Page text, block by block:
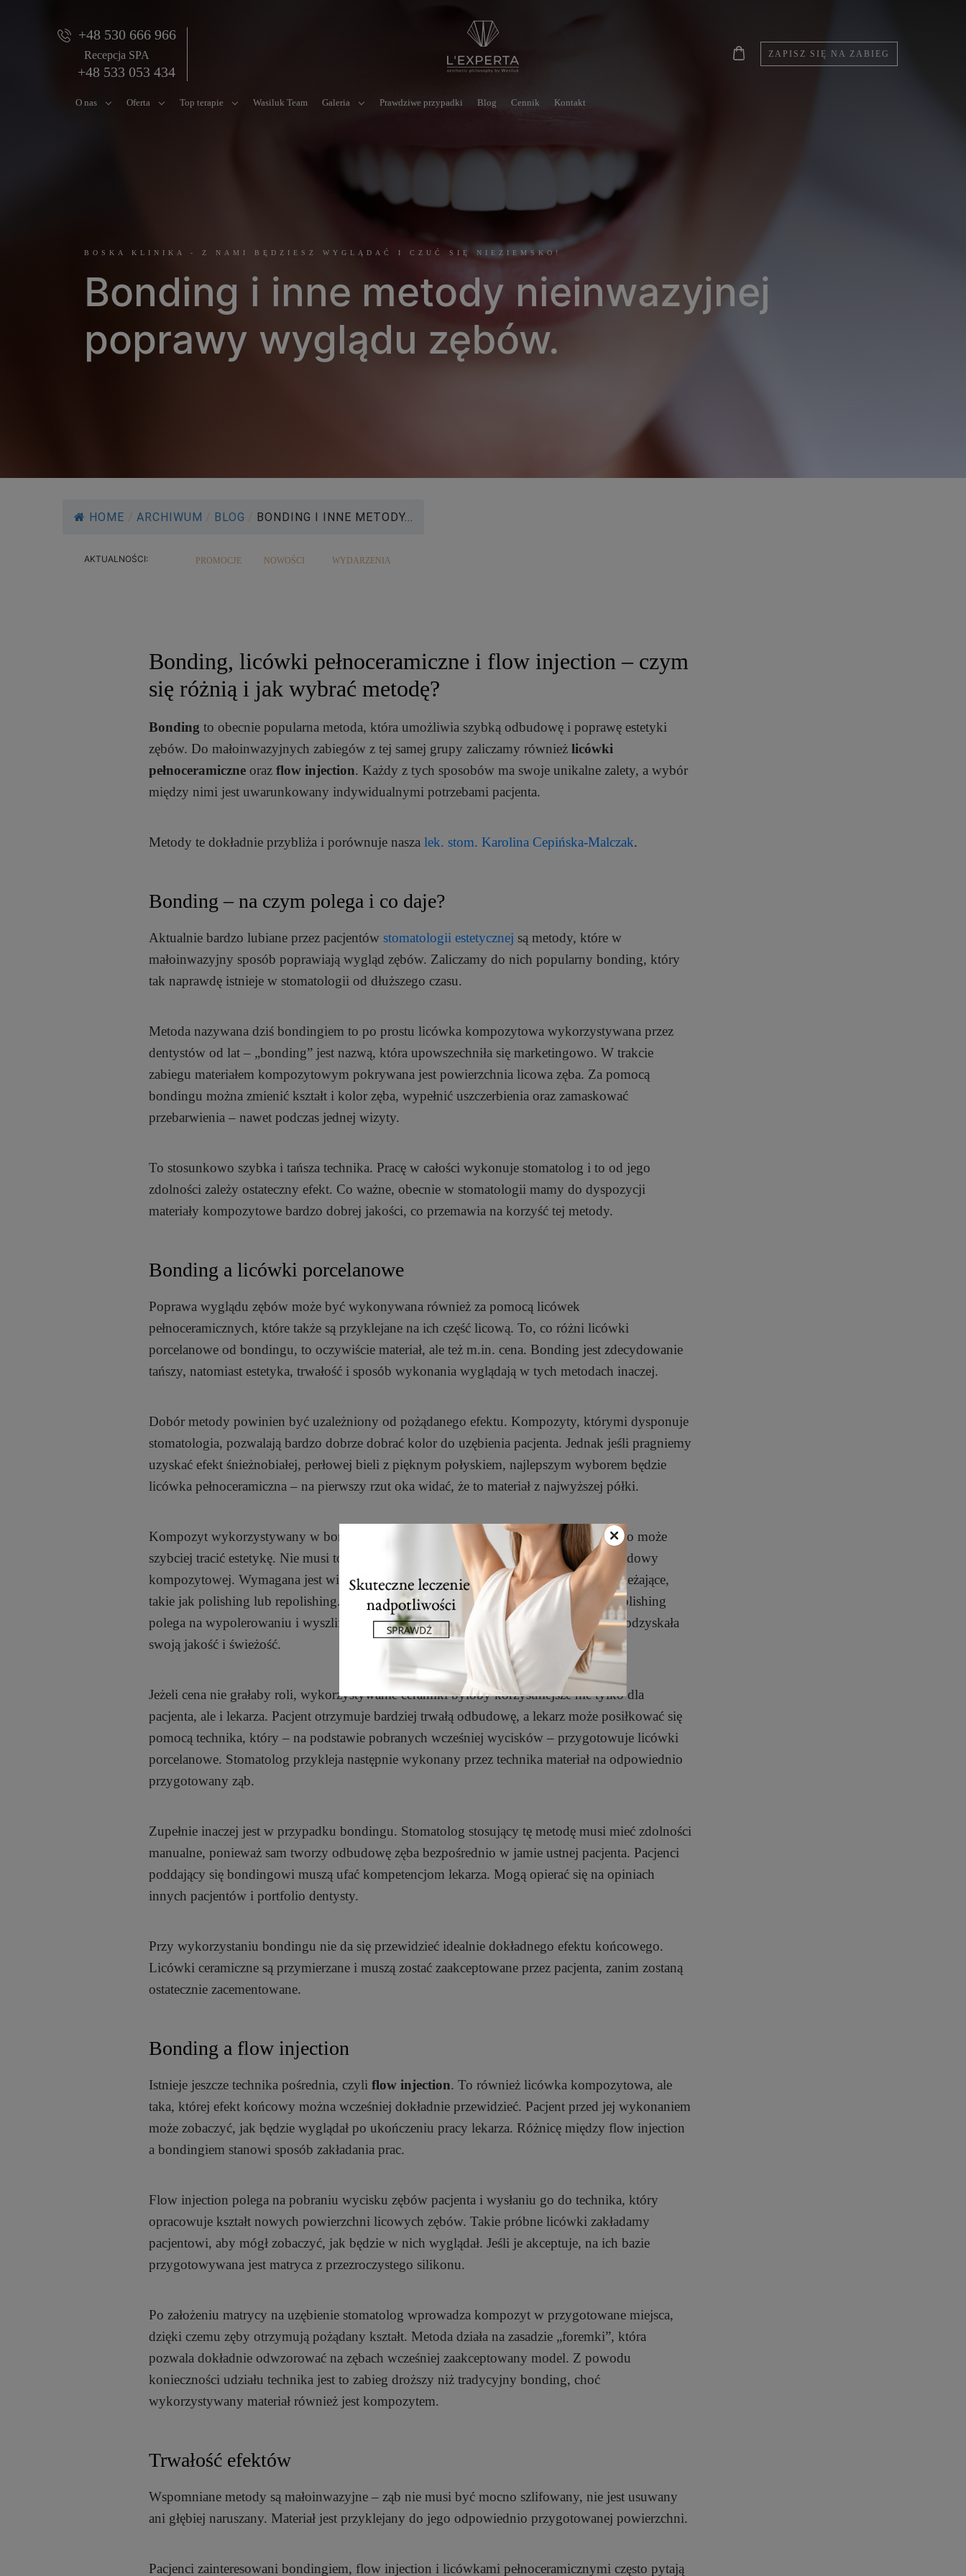
+48 530 666 966
Recepcja SPA
+48 533 053 434
ZAPISZ SIĘ NA ZABIEG
O nas Oferta Top terapie Wasiluk Team Galeria Prawdziwe przypadki Blog Cennik Kontakt
BOSKA KLINIKA - Z NAMI BĘDZIESZ WYGLĄDAĆ I CZUĆ SIĘ NIEZIEMSKO!
Bonding i inne metody nieinwazyjnej
poprawy wyglądu zębów.
HOME ARCHIWUM BLOG BONDING I INNE METODY...
AKTUALNOŚCI: PROMOCJE NOWOŚCI WYDARZENIA
Bonding, licówki pełnoceramiczne i flow injection – czym
się różnią i jak wybrać metodę?
Bonding to obecnie popularna metoda, która umożliwia szybką odbudowę i poprawę estetyki
zębów. Do małoinwazyjnych zabiegów z tej samej grupy zaliczamy również licówki
pełnoceramiczne oraz flow injection. Każdy z tych sposobów ma swoje unikalne zalety, a wybór
między nimi jest uwarunkowany indywidualnymi potrzebami pacjenta.
Metody te dokładnie przybliża i porównuje nasza lek. stom. Karolina Cepińska-Malczak.
Bonding – na czym polega i co daje?
Aktualnie bardzo lubiane przez pacjentów stomatologii estetycznej są metody, które w
małoinwazyjny sposób poprawiają wygląd zębów. Zaliczamy do nich popularny bonding, który
tak naprawdę istnieje w stomatologii od dłuższego czasu.
Metoda nazywana dziś bondingiem to po prostu licówka kompozytowa wykorzystywana przez
dentystów od lat – „bonding” jest nazwą, która upowszechniła się marketingowo. W trakcie
zabiegu materiałem kompozytowym pokrywana jest powierzchnia licowa zęba. Za pomocą
bondingu można zmienić kształt i kolor zęba, wypełnić uszczerbienia oraz zamaskować
przebarwienia – nawet podczas jednej wizyty.
To stosunkowo szybka i tańsza technika. Pracę w całości wykonuje stomatolog i to od jego
zdolności zależy ostateczny efekt. Co ważne, obecnie w stomatologii mamy do dyspozycji
materiały kompozytowe bardzo dobrej jakości, co przemawia na korzyść tej metody.
Bonding a licówki porcelanowe
Poprawa wyglądu zębów może być wykonywana również za pomocą licówek
pełnoceramicznych, które także są przyklejane na ich część licową. To, co różni licówki
porcelanowe od bondingu, to oczywiście materiał, ale też m.in. cena. Bonding jest zdecydowanie
tańszy, natomiast estetyka, trwałość i sposób wykonania wyglądają w tych metodach inaczej.
Dobór metody powinien być uzależniony od pożądanego efektu. Kompozyty, którymi dysponuje
stomatologia, pozwalają bardzo dobrze dobrać kolor do uzębienia pacjenta. Jednak jeśli pragniemy
uzyskać efekt śnieżnobiałej, perłowej bieli z pięknym połyskiem, najlepszym wyborem będzie
licówka pełnoceramiczna – na pierwszy rzut oka widać, że to materiał z najwyższej półki.
Kompozyt wykorzystywany w bondingu jest materiałem, który ulega starciom, przez co może
szybciej tracić estetykę. Nie musi to jednak oznaczać konieczności wymiany całej odbudowy
kompozytowej. Wymagana jest większa dbałość o bonding i polecane są zabiegi odświeżające,
takie jak polishing lub repolishing. Polishing to czyszczenie odbudowy, natomiast repolishing
polega na wypolerowaniu i wyszlifowaniu licówki kompozytowej w taki sposób, aby odzyskała
swoją jakość i świeżość.
Jeżeli cena nie grałaby roli, wykorzystywanie ceramiki byłoby korzystniejsze nie tylko dla
pacjenta, ale i lekarza. Pacjent otrzymuje bardziej trwałą odbudowę, a lekarz może posiłkować się
pomocą technika, który – na podstawie pobranych wcześniej wycisków – przygotowuje licówki
porcelanowe. Stomatolog przykleja następnie wykonany przez technika materiał na odpowiednio
przygotowany ząb.
Zupełnie inaczej jest w przypadku bondingu. Stomatolog stosujący tę metodę musi mieć zdolności
manualne, ponieważ sam tworzy odbudowę zęba bezpośrednio w jamie ustnej pacjenta. Pacjenci
poddający się bondingowi muszą ufać kompetencjom lekarza. Mogą opierać się na opiniach
innych pacjentów i portfolio dentysty.
Przy wykorzystaniu bondingu nie da się przewidzieć idealnie dokładnego efektu końcowego.
Licówki ceramiczne są przymierzane i muszą zostać zaakceptowane przez pacjenta, zanim zostaną
ostatecznie zacementowane.
Bonding a flow injection
Istnieje jeszcze technika pośrednia, czyli flow injection. To również licówka kompozytowa, ale
taka, której efekt końcowy można wcześniej dokładnie przewidzieć. Pacjent przed jej wykonaniem
może zobaczyć, jak będzie wyglądał po ukończeniu pracy lekarza. Różnicę między flow injection
a bondingiem stanowi sposób zakładania prac.
Flow injection polega na pobraniu wycisku zębów pacjenta i wysłaniu go do technika, który
opracowuje kształt nowych powierzchni licowych zębów. Takie próbne licówki zakładamy
pacjentowi, aby mógł zobaczyć, jak będzie w nich wyglądał. Jeśli je akceptuje, na ich bazie
przygotowywana jest matryca z przezroczystego silikonu.
Po założeniu matrycy na uzębienie stomatolog wprowadza kompozyt w przygotowane miejsca,
dzięki czemu zęby otrzymują pożądany kształt. Metoda działa na zasadzie „foremki”, która
pozwala dokładnie odwzorować na zębach wcześniej zaakceptowany model. Z powodu
konieczności udziału technika jest to zabieg droższy niż tradycyjny bonding, choć
wykorzystywany materiał również jest kompozytem.
Trwałość efektów
Wspomniane metody są małoinwazyjne – ząb nie musi być mocno szlifowany, nie jest usuwany
ani głębiej naruszany. Materiał jest przyklejany do jego odpowiednio przygotowanej powierzchni.
Pacjenci zainteresowani bondingiem, flow injection i licówkami pełnoceramicznymi często pytają